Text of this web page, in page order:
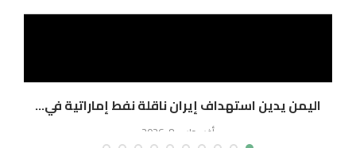
اليمن يدين استهداف إيران ناقلة نفط إماراتية في...
أغسطس 8, 2026